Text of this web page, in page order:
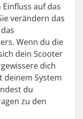
auf das
verändern das
Wenn du die
dein Scooter
dich
deinem System
du
zu den